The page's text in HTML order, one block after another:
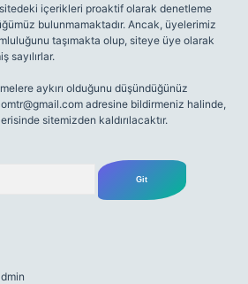
içerikleri proaktif olarak denetleme
bulunmamaktadır. Ancak, üyelerimiz
taşımakta olup, siteye üye olarak
sayılırlar.
aykırı olduğunu düşündüğünüz
adresine bildirmeniz halinde,
sitemizden kaldırılacaktır.